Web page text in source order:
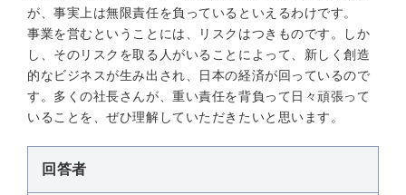
が、事実上は無限責任を負っているといえるわけです。
事業を営むということには、リスクはつきものです。しか
し、そのリスクを取る人がいることによって、新しく創造
的なビジネスが生み出され、日本の経済が回っているので
す。多くの社長さんが、重い責任を背負って日々頑張って
いることを、ぜひ理解していただきたいと思います。
回答者